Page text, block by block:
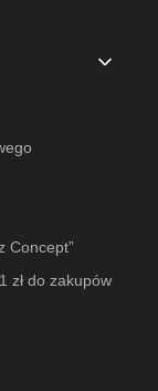
Concept”
zł do zakupów